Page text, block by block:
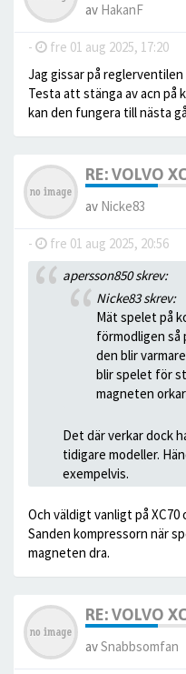
av HakanF
- fre 01 aug 2025, 17:20
Jag gissar på
Testa att stänga av acn på
kan den fungera till nästa
RE: VOLVO
av Nicke83
- fre 01 aug 2025, 20:56
apersson850 skrev:
Nicke83 skrev:
Mät spelet på
förmodligen så
den blir
blir spelet för
magneten
Det där verkar dock
tidigare modeller.
exempelvis.
Och väldigt vanligt på XC70
Sanden kompressorn när
magneten dra.
RE: VOLVO
avSnabbsomfan